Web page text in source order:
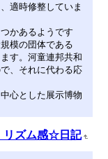
適時修整していま
かあるようです
模の団体である
す。河童連邦共和
、それに代わる応
心とした展示博物
ズム感☆日記